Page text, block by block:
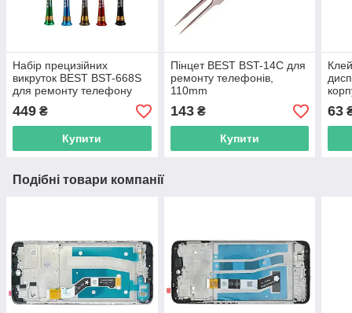
Набір прецизійних
викруток BEST BST-668S
для ремонту телефону
449 ₴
Купити
Пінцет BEST BST-14C для
ремонту телефонів,
110mm
143₴
Купити
63
Подібні товари компанії